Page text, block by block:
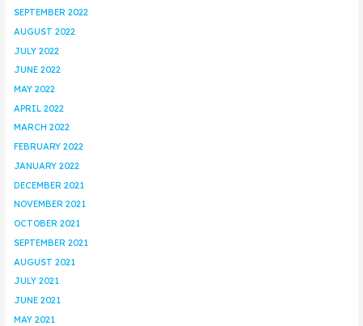
SEPTEMBER 2022
AUGUST 2022
JULY 2022
JUNE 2022
MAY 2022
APRIL 2022
MARCH 2022
FEBRUARY 2022
JANUARY 2022
DECEMBER 2021
NOVEMBER 2021
OCTOBER 2021
SEPTEMBER 2021
AUGUST 2021
JULY 2021
JUNE 2021
MAY 2021